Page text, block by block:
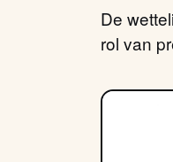
De
rol van